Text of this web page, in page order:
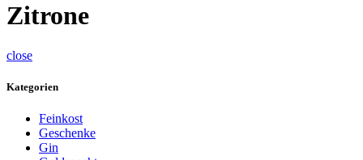
Zitrone
close
Kategorien
Feinkost
Geschenke
Gin